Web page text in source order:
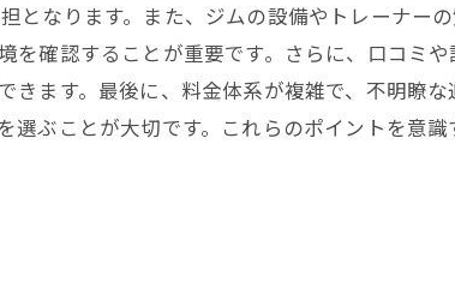
状態を確認
ックを参考にする
ム探しの手順
ラムを選ぶ
なります。また、ジムの設備やトレーナー
確認することが重要です。さらに、口コミ
ます。最後に、料金体系が複雑で、不明瞭
ぶことが大切です。これらのポイントを意